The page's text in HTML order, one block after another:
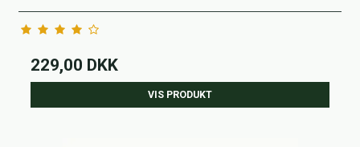
229,00 DKK
VIS PRODUKT